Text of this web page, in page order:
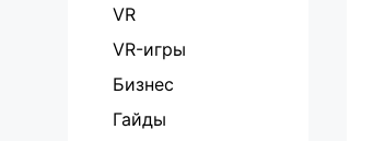
VR
VR-игры
Бизнес
Гайды